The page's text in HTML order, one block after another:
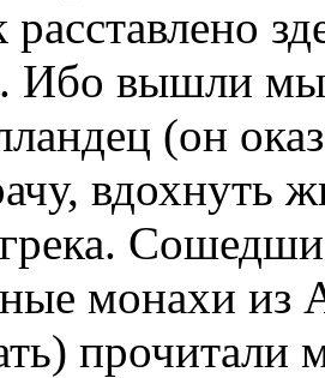
Ибо вышли мы
(он
вдохнуть
монахи из
прочитали